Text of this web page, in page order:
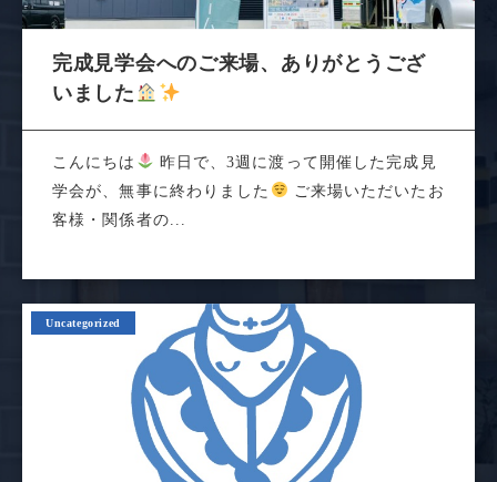
完成見学会へのご来場、ありがとうござ
いました
こんにちは
昨日で、3週に渡って開催した完成見
学会が、無事に終わりました
ご来場いただいたお
客様・関係者の...
Uncategorized